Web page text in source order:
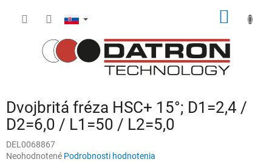
Dvojbritá fréza HSC+ 15°; D1=2,4 /
D2=6,0 / L1=50 / L2=5,0
DEL0068867
Priemerné
Neohodnotené Podrobnosti hodnotenia